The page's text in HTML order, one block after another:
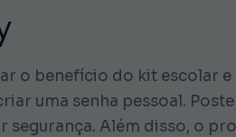
o benefício do kit escolar
uma senha pessoal.
Além disso, o